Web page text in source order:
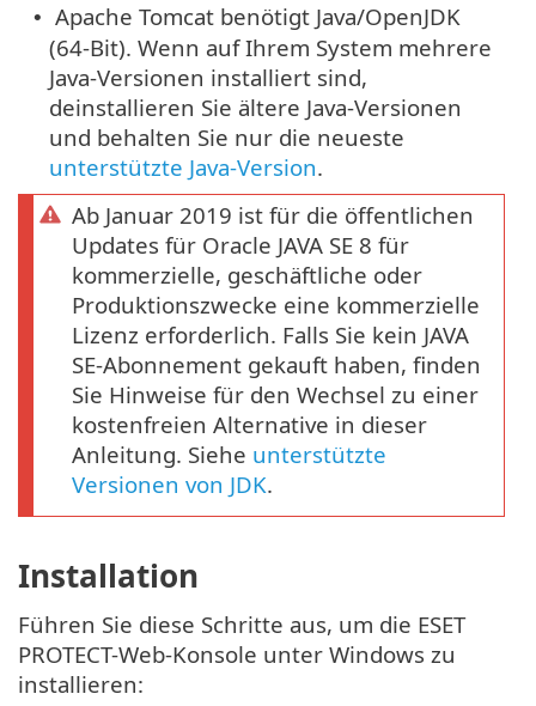
• Apache Tomcat benötigt Java/OpenJDK
(64-Bit). Wenn auf Ihrem System mehrere
Java-Versionen installiert sind,
deinstallieren Sie ältere Java-Versionen
und behalten Sie nur die neueste
unterstützte Java-Version.
Ab Januar 2019 ist für die öffentlichen
Updates für Oracle JAVA SE 8 für
kommerzielle, geschäftliche oder
Produktionszwecke eine kommerzielle
Lizenz erforderlich. Falls Sie kein JAVA
SE-Abonnement gekauft haben, finden
Sie Hinweise für den Wechsel zu einer
kostenfreien Alternative in dieser
Anleitung. Siehe unterstützte
Versionen von JDK.
Installation
Führen Sie diese Schritte aus, um die ESET
PROTECT-Web-Konsole unter Windows zu
installieren: